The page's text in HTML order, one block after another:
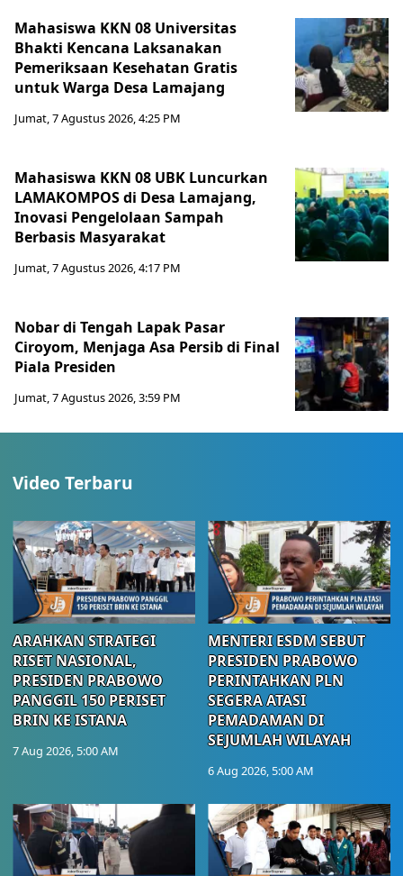
Mahasiswa KKN 08 Universitas
Bhakti Kencana Laksanakan
Pemeriksaan Kesehatan Gratis
untuk Warga Desa Lamajang
Jumat, 7 Agustus 2026, 4:25 PM
Mahasiswa KKN 08 UBK Luncurkan
LAMAKOMPOS di Desa Lamajang,
Inovasi Pengelolaan Sampah
Berbasis Masyarakat
Jumat, 7 Agustus 2026, 4:17 PM
Nobar di Tengah Lapak Pasar
Ciroyom, Menjaga Asa Persib di Final
Piala Presiden
Jumat, 7 Agustus 2026, 3:59 PM
Video Terbaru
ARAHKAN STRATEGI
RISET NASIONAL,
PRESIDEN PRABOWO
PANGGIL 150 PERISET
BRIN KE ISTANA
7 Aug 2026, 5:00 AM
MENTERI ESDM SEBUT
PRESIDEN PRABOWO
PERINTAHKAN PLN
SEGERA ATASI
PEMADAMAN DI
SEJUMLAH WILAYAH
6 Aug 2026, 5:00 AM